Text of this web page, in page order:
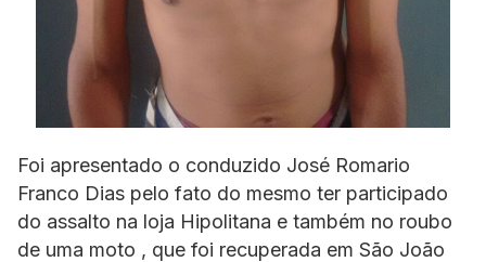
Foi apresentado o conduzido José Romario
Franco Dias pelo fato do mesmo ter participado
do assalto na loja Hipolitana e também no roubo
de uma moto , que foi recuperada em São João